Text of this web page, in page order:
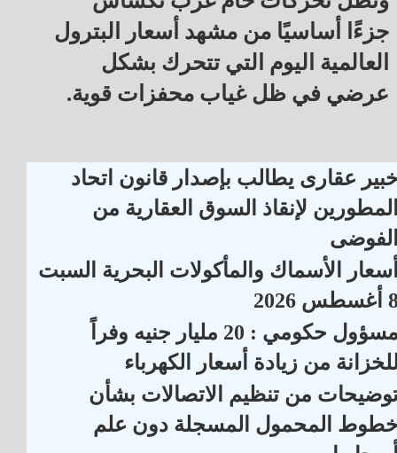
جزءًا أساسيًا من مشهد أسعار البترول
العالمية اليوم التي تتحرك بشكل
عرضي في ظل غياب محفزات قوية.
عقارى يطالب بإصدار قانون اتحاد
لإنقاذ السوق العقارية من
الأسماك والمأكولات البحرية السبت
2026
مسؤول حكومي : 20 مليار جنيه وفراً
من زيادة أسعار الكهرباء
من تنظيم الاتصالات بشأن
المحمول المسجلة دون علم